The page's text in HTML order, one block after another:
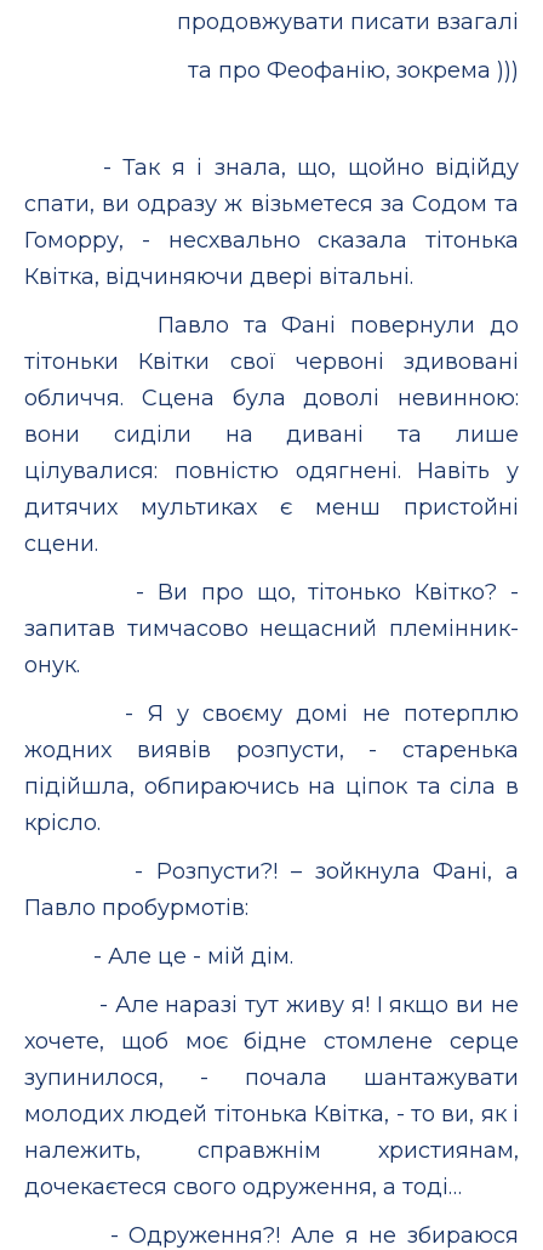
продовжувати писати взагалі
та про Феофанію, зокрема )))
- Так я і знала, що, щойно відійду
спати, ви одразу ж візьметеся за Содом та
Гоморру, - несхвально сказала тітонька
Квітка, відчиняючи двері вітальні.
Павло та Фані повернули до
тітоньки Квітки свої червоні здивовані
обличчя. Сцена була доволі невинною:
вони сиділи на дивані та лише
цілувалися: повністю одягнені. Навіть у
дитячих мультиках є менш пристойні
сцени.
- Ви про що, тітонько Квітко? -
запитав тимчасово нещасний племінник-
онук.
- Я у своєму домі не потерплю
жодних виявів розпусти, - старенька
підійшла, обпираючись на ціпок та сіла в
крісло.
- Розпусти?! – зойкнула Фані, а
Павло пробурмотів:
- Але це - мій дім.
- Але наразі тут живу я! І якщо ви не
хочете, щоб моє бідне стомлене серце
зупинилося, - почала шантажувати
молодих людей тітонька Квітка, - то ви, як і
належить, справжнім християнам,
дочекаєтеся свого одруження, а тоді…
- Одруження?! Але я не збираюся